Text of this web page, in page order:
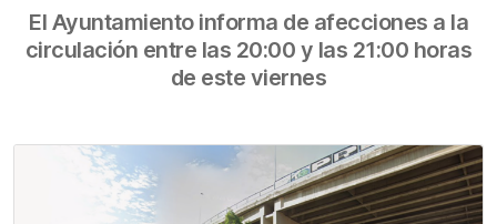
El Ayuntamiento informa de afecciones a la
circulación entre las 20:00 y las 21:00 horas
de este viernes